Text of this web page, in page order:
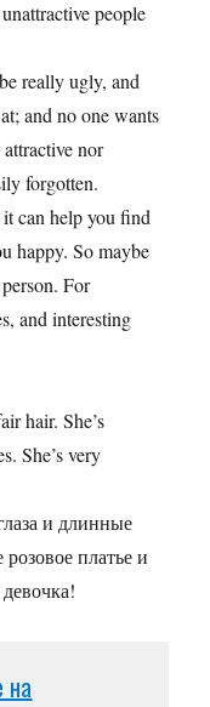
people
really ugly, and
and no one wants
nor
forgotten.
can help you find
happy. So maybe
For
and interesting
hair. She’s
She’s very
и длинные
платье и
на